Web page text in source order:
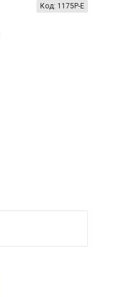
Код: 1175Р-Е